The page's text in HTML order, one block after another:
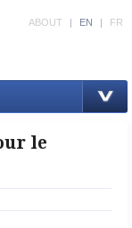
ABOUT | EN | FR
le